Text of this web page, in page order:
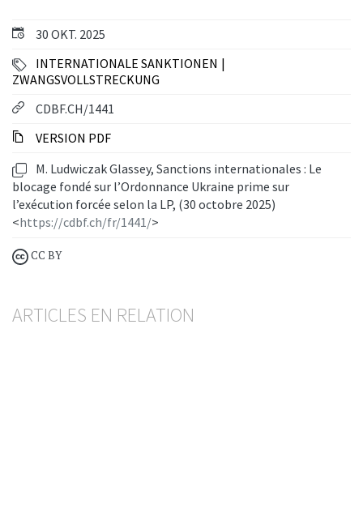
30 OKT. 2025
INTERNATIONALE SANKTIONEN
ZWANGSVOLLSTRECKUNG
CDBF.CH/1441
VERSION PDF
M. Ludwiczak Glassey, Sanctions internationales : Le
blocage fondé sur l’Ordonnance Ukraine prime sur
l’exécution forcée selon la LP, (30 octobre 2025)
<https://cdbf.ch/fr/1441/>
CC BY
ARTICLES EN RELATION